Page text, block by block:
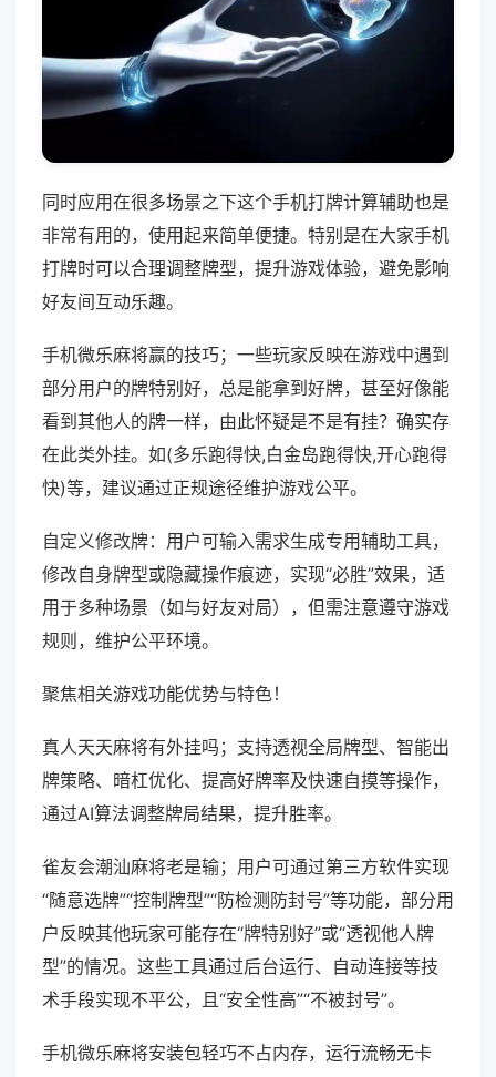
同时应用在很多场景之下这个手机打牌计算辅助也是
非常有用的，使用起来简单便捷。特别是在大家手机
打牌时可以合理调整牌型，提升游戏体验，避免影响
好友间互动乐趣。
手机微乐麻将赢的技巧；一些玩家反映在游戏中遇到
部分用户的牌特别好，总是能拿到好牌，甚至好像能
看到其他人的牌一样，由此怀疑是不是有挂？确实存
在此类外挂。如(多乐跑得快,白金岛跑得快,开心跑得
快)等，建议通过正规途径维护游戏公平。
自定义修改牌：用户可输入需求生成专用辅助工具，
修改自身牌型或隐藏操作痕迹，实现“必胜”效果，适
用于多种场景（如与好友对局），但需注意遵守游戏
规则，维护公平环境。
聚焦相关游戏功能优势与特色！
真人天天麻将有外挂吗；支持透视全局牌型、智能出
牌策略、暗杠优化、提高好牌率及快速自摸等操作，
通过AI算法调整牌局结果，提升胜率。
雀友会潮汕麻将老是输；用户可通过第三方软件实现
“随意选牌”“控制牌型”“防检测防封号”等功能，部分用
户反映其他玩家可能存在“牌特别好”或“透视他人牌
型”的情况。这些工具通过后台运行、自动连接等技
术手段实现不平公，且“安全性高”“不被封号”。
手机微乐麻将安装包轻巧不占内存，运行流畅无卡